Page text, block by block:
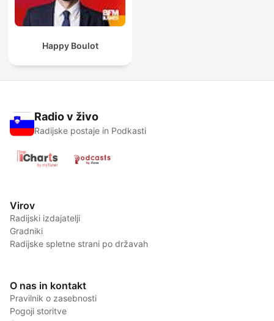
Happy Boulot
Radio v živo
Radijske postaje in Podkasti
Virov
Radijski izdajatelji
Gradniki
Radijske spletne strani po državah
O nas in kontakt
Pravilnik o zasebnosti
Pogoji storitve